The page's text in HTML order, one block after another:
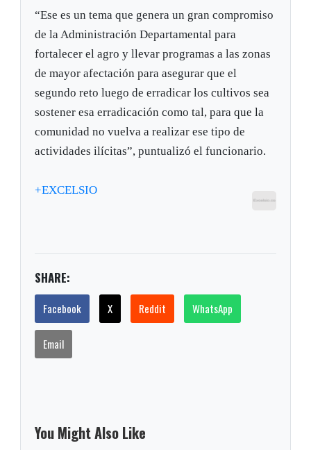
“Ese es un tema que genera un gran compromiso
de la Administración Departamental para
fortalecer el agro y llevar programas a las zonas
de mayor afectación para asegurar que el
segundo reto luego de erradicar los cultivos sea
sostener esa erradicación como tal, para que la
comunidad no vuelva a realizar ese tipo de
actividades ilícitas”, puntualizó el funcionario.
+EXCELSIO
SHARE:
Facebook X Reddit WhatsApp
Email
You Might Also Like